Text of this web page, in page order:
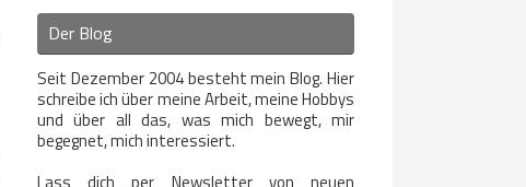
Der Blog
Seit Dezember 2004 besteht mein Blog. Hier
schreibe ich über meine Arbeit, meine Hobbys
und über all das, was mich bewegt, mir
begegnet, mich interessiert.